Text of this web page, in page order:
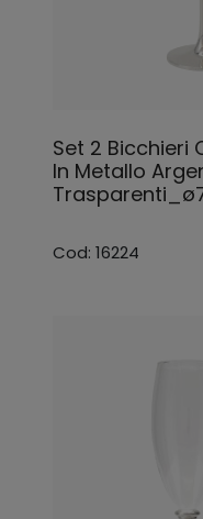
Set 2 Bicchieri
In Metallo
Cod: 16224